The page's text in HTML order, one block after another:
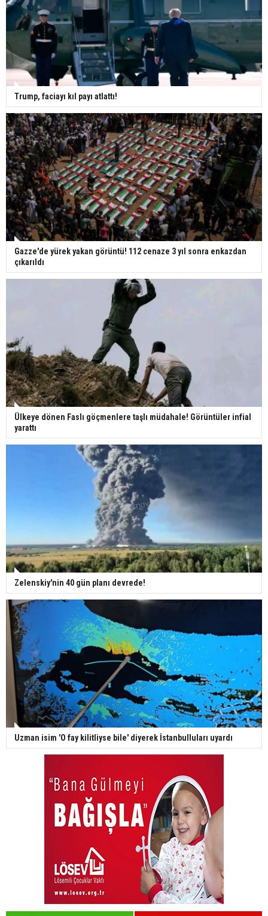
Trump, faciayı kıl payı atlattı!
Gazze'de yürek yakan görüntü! 112 cenaze 3 yıl sonra enkazdan
çıkarıldı
Ülkeye dönen Faslı göçmenlere taşlı müdahale! Görüntüler infial
yarattı
Zelenskiy'nin 40 gün planı devrede!
Uzman isim 'O fay kilitliyse bile' diyerek İstanbulluları uyardı